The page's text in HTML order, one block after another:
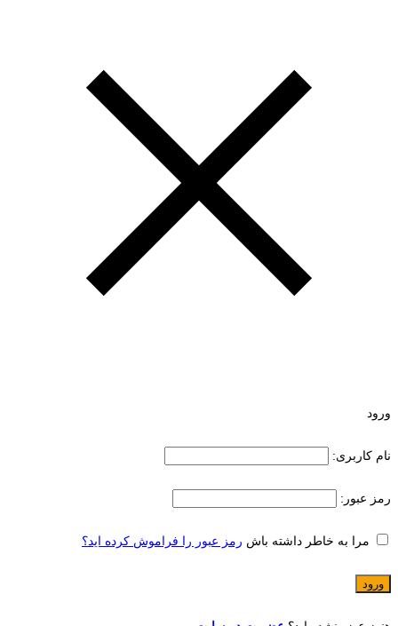
ورود
نام کاربری:
رمز عبور:
مرا به خاطر داشته باش رمز عبور را فراموش کرده اید؟